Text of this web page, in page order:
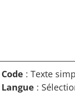
Code : Texte
Langue :